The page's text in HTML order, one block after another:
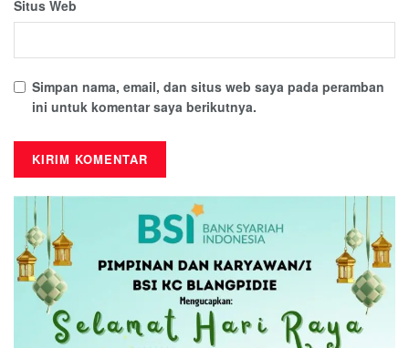
Situs Web
Simpan nama, email, dan situs web saya pada peramban
ini untuk komentar saya berikutnya.